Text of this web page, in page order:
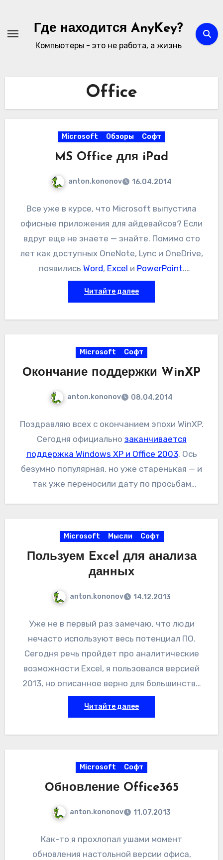
содержимомуГде находится AnyKey?
Компьютеры - это не работа, а жизнь
Office
Microsoft Обзоры Софт
MS Office для iPad
anton.kononov 16.04.2014
Все уже в курсе, что Microsoft выпустила
офисные приложения для айдевайсов? Если
вдруг еще не знаете — знайте. Помимо сто
лет как доступных OneNote, Lync и OneDrive,
появились Word, Excel и PowerPoint.
Выпущены приложения больше двух недель
Читайте далее
Microsoft Софт
Окончание поддержки WinXP
anton.kononov 08.04.2014
Поздравляю всех с окончанием эпохи WinXP.
Сегодня официально заканчивается
поддержка Windows XP и Office 2003. Ось
безумно популярная, но уже старенькая — и
так уже переносили дату по просьбам
дискуссионный, лично мне кажется, что
шансы есть. В общем, бежим толпой за более
свежими версиями ОСей. Ну а к партнеру или
Microsoft Мысли Софт
Пользуем Excel для анализа
данных
anton.kononov 14.12.2013
Уже не в первый раз замечаю, что люди
нечасто используют весь потенциал ПО.
Сегодня речь пройдет про аналитические
возможности Excel, я пользовался версией
2013, но описанное верно для большинства
предыдущих версий. Итак, реальная задача
— Начальство задает не очень риторический
другой компании.
Читайте далее
Microsoft Софт
Обновление Office365
anton.kononov 11.07.2013
Как-то я прохлопал ушами момент
обновления настольной версии офиса,